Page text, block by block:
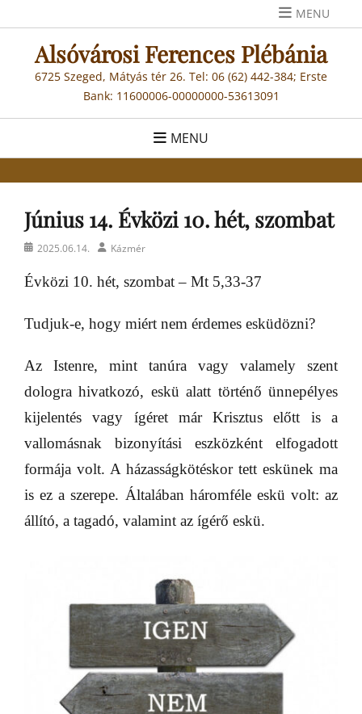
to
content
MENU
Alsóvárosi Ferences Plébánia
6725 Szeged, Mátyás tér 26. Tel: 06 (62) 442-384; Erste
Bank: 11600006-00000000-53613091
MENU
Június 14. Évközi 10. hét, szombat
Posted2025.06.14. AuthorKázmér
Évközi 10. hét, szombat – Mt 5,33-37
Tudjuk-e, hogy miért nem érdemes esküdözni?
Az Istenre, mint tanúra vagy valamely szent
dologra hivatkozó, eskü alatt történő ünnepélyes
kijelentés vagy ígéret már Krisztus előtt is a
vallomásnak bizonyítási eszközként elfogadott
formája volt. A házasságkötéskor tett eskünek ma
is ez a szerepe. Általában háromféle eskü volt: az
állító, a tagadó, valamint az ígérő eskü.